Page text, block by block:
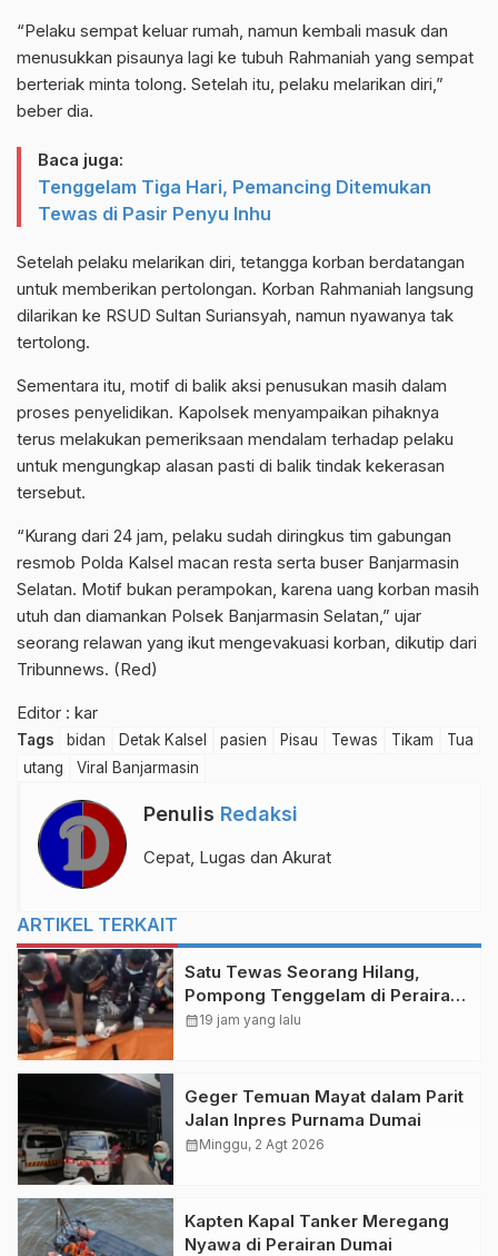
“Pelaku sempat keluar rumah, namun kembali masuk dan
menusukkan pisaunya lagi ke tubuh Rahmaniah yang sempat
berteriak minta tolong. Setelah itu, pelaku melarikan diri,”
beber dia.
Baca juga:
Tenggelam Tiga Hari, Pemancing Ditemukan
Tewas di Pasir Penyu Inhu
Setelah pelaku melarikan diri, tetangga korban berdatangan
untuk memberikan pertolongan. Korban Rahmaniah langsung
dilarikan ke RSUD Sultan Suriansyah, namun nyawanya tak
tertolong.
Sementara itu, motif di balik aksi penusukan masih dalam
proses penyelidikan. Kapolsek menyampaikan pihaknya
terus melakukan pemeriksaan mendalam terhadap pelaku
untuk mengungkap alasan pasti di balik tindak kekerasan
tersebut.
“Kurang dari 24 jam, pelaku sudah diringkus tim gabungan
resmob Polda Kalsel macan resta serta buser Banjarmasin
Selatan. Motif bukan perampokan, karena uang korban masih
utuh dan diamankan Polsek Banjarmasin Selatan,” ujar
seorang relawan yang ikut mengevakuasi korban, dikutip dari
Tribunnews. (Red)
Editor : kar
Tags bidan Detak Kalsel pasien Pisau Tewas Tikam
Tua
utang
Viral Banjarmasin
Penulis Redaksi
Cepat, Lugas dan Akurat
ARTIKEL TERKAIT
Satu Tewas Seorang Hilang,
Pompong Tenggelam di Perairan
Desa Mengkikip Kepulauan
calendar_month19 jam yang lalu
Geger Temuan Mayat dalam Parit
Jalan Inpres Purnama Dumai
calendar_monthMinggu, 2 Agt 2026
Kapten Kapal Tanker Meregang
Nyawa di Perairan Dumai